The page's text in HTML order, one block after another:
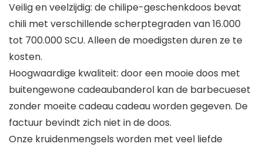
Veilig en veelzijdig: de chilipe-geschenkdoos bevat
chili met verschillende scherptegraden van 16.000
tot 700.000 SCU. Alleen de moedigsten duren ze te
kosten.
Hoogwaardige kwaliteit: door een mooie doos met
buitengewone cadeaubanderol kan de barbecueset
zonder moeite cadeau cadeau worden gegeven. De
factuur bevindt zich niet in de doos.
Onze kruidenmengsels worden met veel liefde